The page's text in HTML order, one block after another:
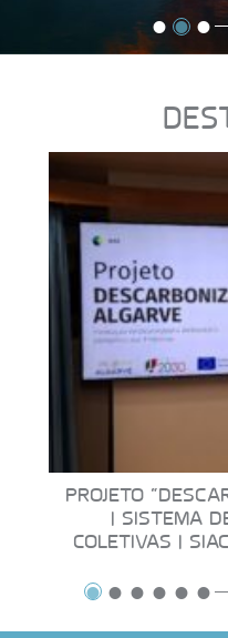
PROJETO
| SISTEMA
COLETIVAS |